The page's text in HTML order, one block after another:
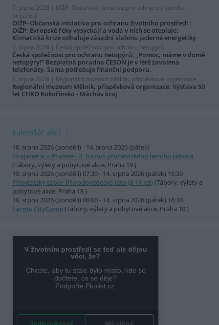
7. srpna 2026 | OIŽP- Občanská iniciativa pro ochranu životního
prostředí
OIŽP- Občanská iniciativa pro ochranu životního prostředí :
OIŽP: Evropské řeky vysychají a voda v nich se otepluje:
Klimatická krize odhaluje zásadní slabinu jaderné energetiky
7. srpna 2026 | Česká společnost pro ochranu netopýrů
Česká společnost pro ochranu netopýrů: „Pomoc, máme v domě
netopýry!“ Bezplatná poradna ČESON je v létě zavalena
telefonáty. Sama potřebuje finanční podporu.
6. srpna 2026 | Regionální muzeum Mělník, příspěvková organizace
Regionální muzeum Mělník, příspěvková organizace: Výstava 50
let CHKO Kokořínsko - Máchův kraj
kalendář akcí
10. srpna 2026 (pondělí) - 14. srpna 2026 (pátek)
Hrajeme si v Pralese - 2. turnus příměstského letního tábora
(Tábory, výlety a pobytové akce, Praha 19 )
10. srpna 2026 (pondělí) 07:30 - 14. srpna 2026 (pátek) 16:30
Příměstský tábor Přírodovědecké léto (8-11 let)(Tábory, výlety a
pobytové akce, Praha 18 )
10. srpna 2026 (pondělí) 08:00 - 14. srpna 2026 (pátek) 16:30
Farma CityCamp (Tábory, výlety a pobytové akce, Praha 10 )